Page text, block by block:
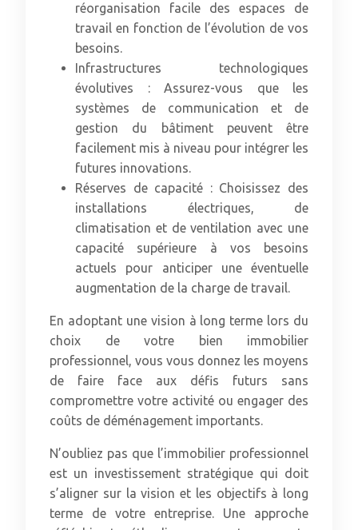
réorganisation facile des espaces de
travail en fonction de l’évolution de vos
besoins.
Infrastructures technologiques
évolutives : Assurez-vous que les
systèmes de communication et de
gestion du bâtiment peuvent être
facilement mis à niveau pour intégrer les
futures innovations.
Réserves de capacité : Choisissez des
installations électriques, de
climatisation et de ventilation avec une
capacité supérieure à vos besoins
actuels pour anticiper une éventuelle
augmentation de la charge de travail.
En adoptant une vision à long terme lors du
choix de votre bien immobilier
professionnel, vous vous donnez les moyens
de faire face aux défis futurs sans
compromettre votre activité ou engager des
coûts de déménagement importants.
N’oubliez pas que l’immobilier professionnel
est un investissement stratégique qui doit
s’aligner sur la vision et les objectifs à long
terme de votre entreprise. Une approche